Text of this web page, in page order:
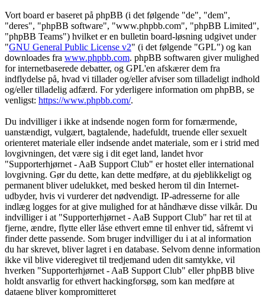
Vort board er baseret på phpBB (i det følgende "de", "dem",
"deres", "phpBB software", "www.phpbb.com", "phpBB Limited",
"phpBB Teams") hvilket er en bulletin board-løsning udgivet under
"GNU General Public License v2" (i det følgende "GPL") og kan
downloades fra www.phpbb.com. phpBB softwaren giver mulighed
for internetbaserede debatter, og GPL'en afskærer dem fra
indflydelse på, hvad vi tillader og/eller afviser som tilladeligt indhold
og/eller tilladelig adfærd. For yderligere information om phpBB, se
venligst: https://www.phpbb.com/.
Du indvilliger i ikke at indsende nogen form for fornærmende,
uanstændigt, vulgært, bagtalende, hadefuldt, truende eller sexuelt
orienteret materiale eller indsende andet materiale, som er i strid med
lovgivningen, det være sig i dit eget land, landet hvor
"Supporterhjørnet - AaB Support Club" er hostet eller international
lovgivning. Gør du dette, kan dette medføre, at du øjeblikkeligt og
permanent bliver udelukket, med besked herom til din Internet-
udbyder, hvis vi vurderer det nødvendigt. IP-adresserne for alle
indlæg logges for at give mulighed for at håndhæve disse vilkår. Du
indvilliger i at "Supporterhjørnet - AaB Support Club" har ret til at
fjerne, ændre, flytte eller låse ethvert emne til enhver tid, såfremt vi
finder dette passende. Som bruger indvilliger du i at al information
du har skrevet, bliver lagret i en database. Selvom denne information
ikke vil blive videregivet til tredjemand uden dit samtykke, vil
hverken "Supporterhjørnet - AaB Support Club" eller phpBB blive
holdt ansvarlig for ethvert hackingforsøg, som kan medføre at
dataene bliver kompromitteret